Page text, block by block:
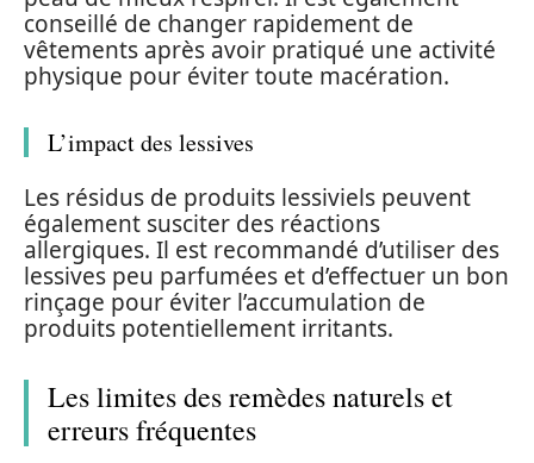
conseillé de changer rapidement de
vêtements après avoir pratiqué une activité
physique pour éviter toute macération.
L’impact des lessives
Les résidus de produits lessiviels peuvent
également susciter des réactions
allergiques. Il est recommandé d’utiliser des
lessives peu parfumées et d’effectuer un bon
rinçage pour éviter l’accumulation de
produits potentiellement irritants.
Les limites des remèdes naturels et
erreurs fréquentes